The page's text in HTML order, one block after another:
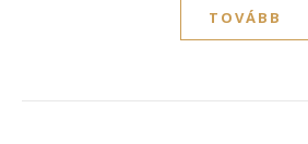
TOVÁBB